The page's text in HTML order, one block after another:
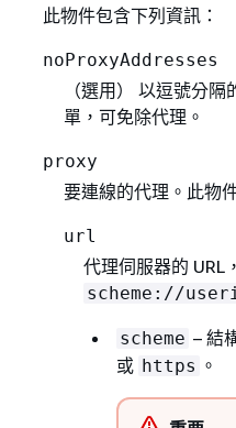
此物件包含下列資訊：
noProxyAddresses
（選用） 以逗號分
單，可免除代理。
proxy
要連線的代理。此物
url
代理伺服器的 URL
scheme://
scheme – 結
或 https 。